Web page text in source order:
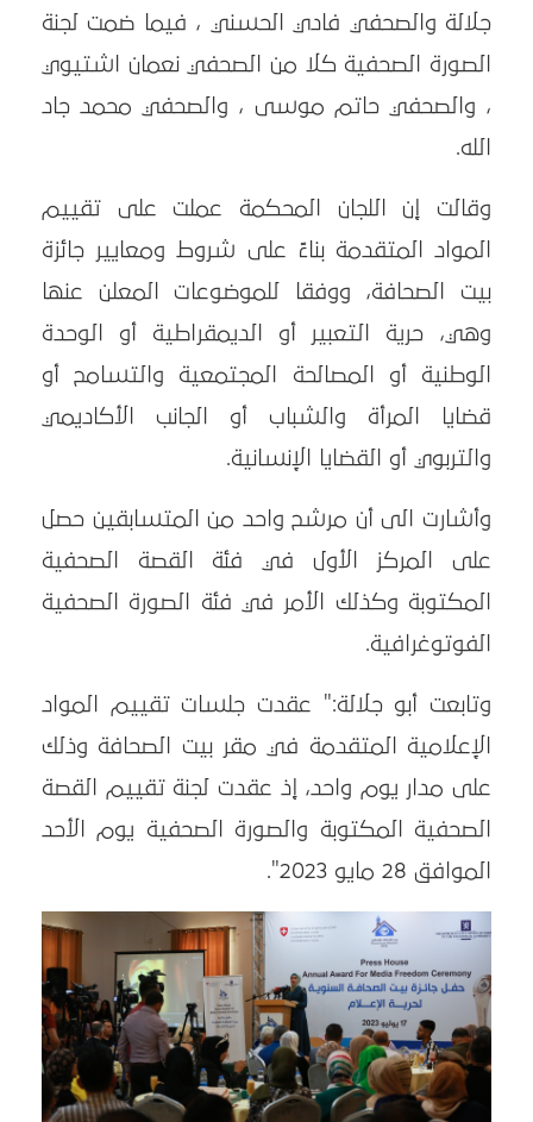
جلالة والصحفي فادي الحسني ، فيما ضمت لجنة
الصورة الصحفية كلا من الصحفي نعمان اشتيوي
، والصحفي حاتم موسى ، والصحفي محمد جاد
الله.
وقالت إن اللجان المحكمة عملت على تقييم
المواد المتقدمة بناءً على شروط ومعايير جائزة
بيت الصحافة، ووفقا للموضوعات المعلن عنها
وهي، حرية التعبير أو الديمقراطية أو الوحدة
الوطنية أو المصالحة المجتمعية والتسامح أو
قضايا المرأة والشباب أو الجانب الأكاديمي
والتربوي أو القضايا الإنسانية.
وأشارت الى أن مرشح واحد من المتسابقين حصل
على المركز الأول في فئة القصة الصحفية
المكتوبة وكذلك الأمر في فئة الصورة الصحفية
الفوتوغرافية.
وتابعت أبو جلالة:" عقدت جلسات تقييم المواد
الإعلامية المتقدمة في مقر بيت الصحافة وذلك
على مدار يوم واحد، إذ عقدت لجنة تقييم القصة
الصحفية المكتوبة والصورة الصحفية يوم الأحد
الموافق 28 مايو 2023".